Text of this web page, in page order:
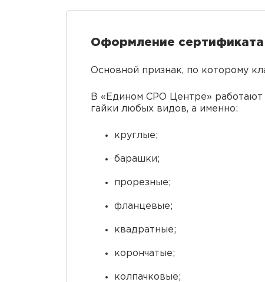
Оформление
Основной признак, по которому
В «Едином СРО Центре» работают
гайки любых видов, а именно:
круглые;
барашки;
прорезные;
фланцевые;
квадратные;
корончатые;
колпачковые;